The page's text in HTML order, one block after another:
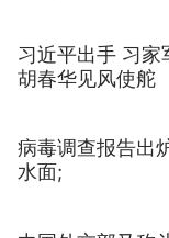
习近平出手 习家
胡春华见风使舵
病毒调查报告出
水面;